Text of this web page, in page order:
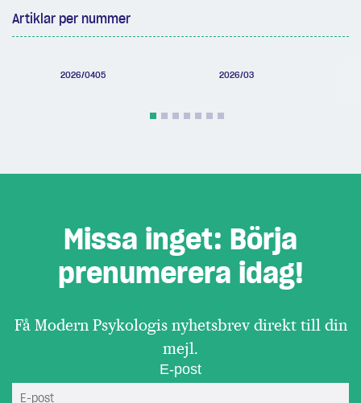
Artiklar per nummer
2026/0405 2026/03
Missa inget: Börja
prenumerera idag!
Få Modern Psykologis nyhetsbrev direkt till din
mejl.
E-post